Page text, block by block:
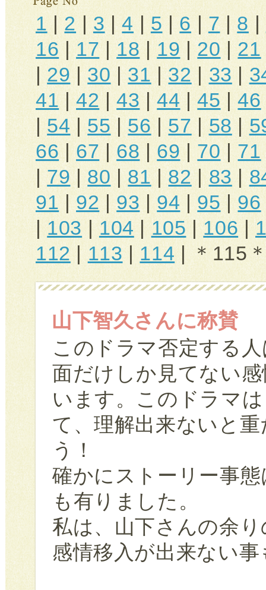
1|2|3|4|5|6|7|8|
16|17|18|19|20|21
|29|30|31|32|33|
41|42|43|44|45|46
|54|55|56|57|58|
66|67|68|69|70|71
|79|80|81|82|83|
91|92|93|94|95|96
|103|104|105|106|
112|113|114| ＊115
山下智久さんに称賛
このドラマ否定する
面だけしか見てない
います。このドラマ
て、理解出来ないと
う！
確かにストーリー事
も有りました。
私は、山下さんの余
感情移入が出来ない